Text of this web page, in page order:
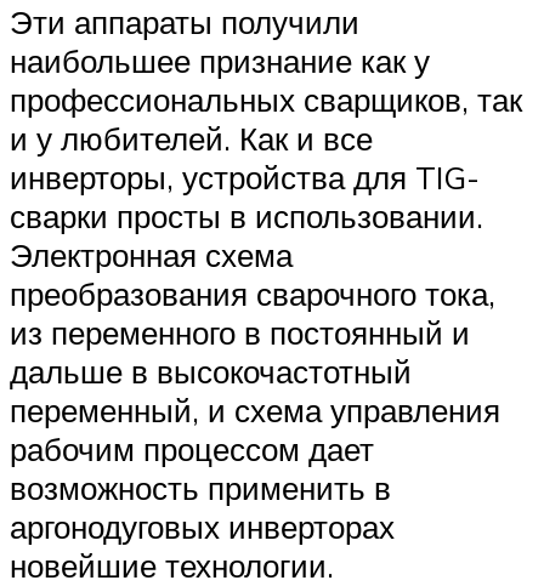
Эти аппараты получили
наибольшее признание как у
профессиональных сварщиков, так
и у любителей. Как и все
инверторы, устройства для TIG-
сварки просты в использовании.
Электронная схема
преобразования сварочного тока,
из переменного в постоянный и
дальше в высокочастотный
переменный, и схема управления
рабочим процессом дает
возможность применить в
аргонодуговых инверторах
новейшие технологии.